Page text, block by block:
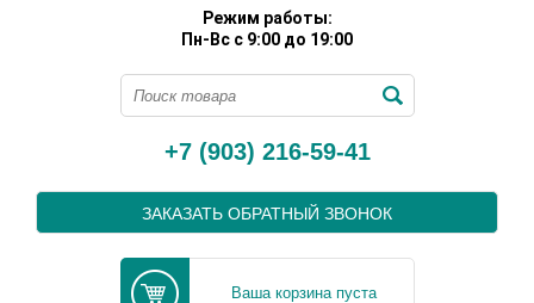
Режим работы:
Пн-Вс с 9:00 до 19:00
+7 (903) 216-59-41
ЗАКАЗАТЬ ОБРАТНЫЙ ЗВОНОК
Ваша корзина пуста